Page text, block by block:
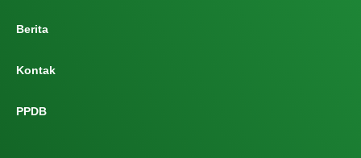
Berita
Kontak
PPDB